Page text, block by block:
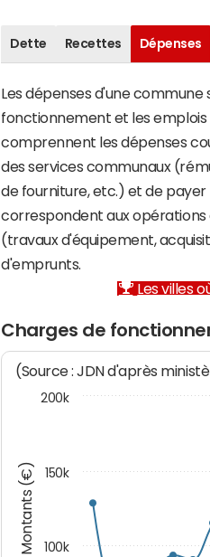
Dette Recettes Dépenses
Les dépenses d'une
fonctionnement et les emplois
comprennent les dépenses
des services communaux
de fourniture, etc.) et de payer
correspondent aux
(travaux d'équipement,
d'emprunts.
Les villes
Charges de
Montants (€)
(Source : JDN d'après
100k
150k
200k